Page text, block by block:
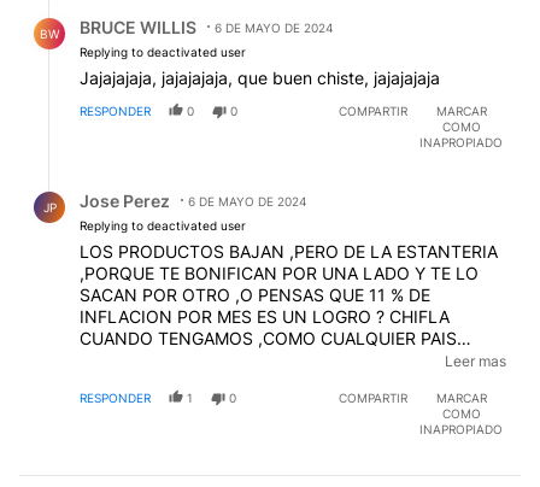
BW BRUCE WILLIS
6 DE MAYO DE 2024
Replying to deactivated user
Jajajajaja, jajajajaja, que buen chiste, jajajajaja
RESPONDER 0 0 COMPARTIR
MARCAR
COMO
INAPROPIADO
JP Jose Perez
6 DE MAYO DE 2024
Replying to deactivated user
LOS PRODUCTOS BAJAN ,PERO DE LA ESTANTERIA
,PORQUE TE BONIFICAN POR UNA LADO Y TE LO
SACAN POR OTRO ,O PENSAS QUE 11 % DE
INFLACION POR MES ES UN LOGRO ? CHIFLA
CUANDO TENGAMOS ,COMO CUALQUIER PAIS
NORMAL ,10 % AÑUAL ,O ACASO NO LEES QUE DE
TIENEN INFLACION ,DEL 3,4,5,% Y PERO TIENEN UN
SALARIO COMO LA GENTE ,POR ESO NADIE SE
Leer mas
RESPONDER 1 0 COMPARTIR
MARCAR
COMO
INAPROPIADO